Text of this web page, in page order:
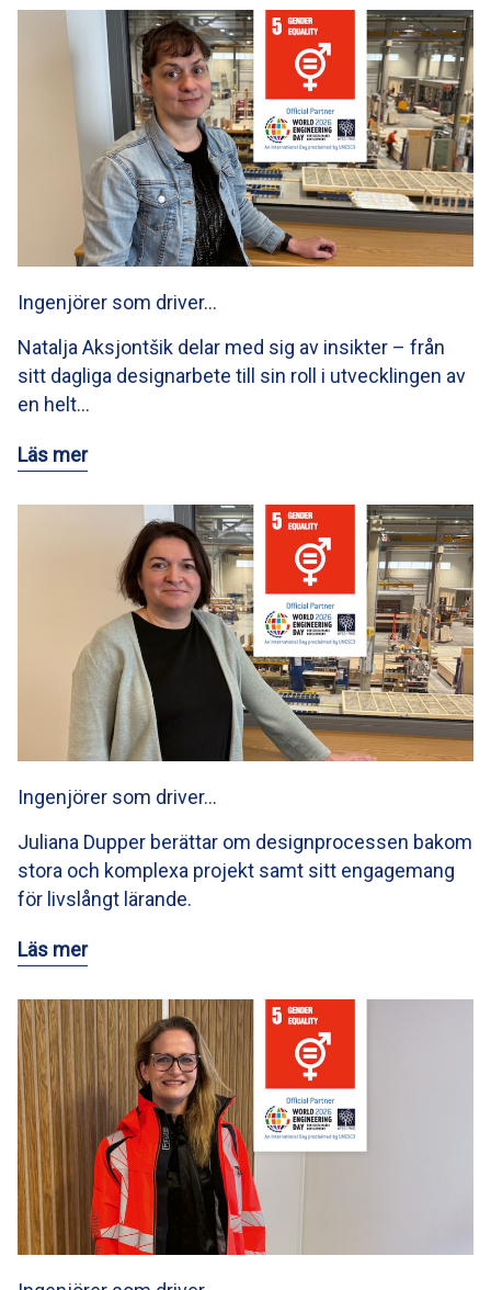
Ingenjörer som driver…
Natalja Aksjontšik delar med sig av insikter – från
sitt dagliga designarbete till sin roll i utvecklingen av
en helt…
Läs mer
Ingenjörer som driver…
Juliana Dupper berättar om designprocessen bakom
stora och komplexa projekt samt sitt engagemang
för livslångt lärande.
Läs mer